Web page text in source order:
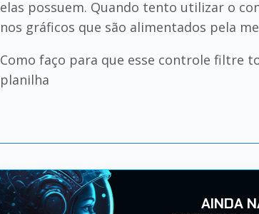
elas possuem. Quando tento utilizar o
nos gráficos que são alimentados pela
Como faço para que esse controle filtre
planilha
AINDA